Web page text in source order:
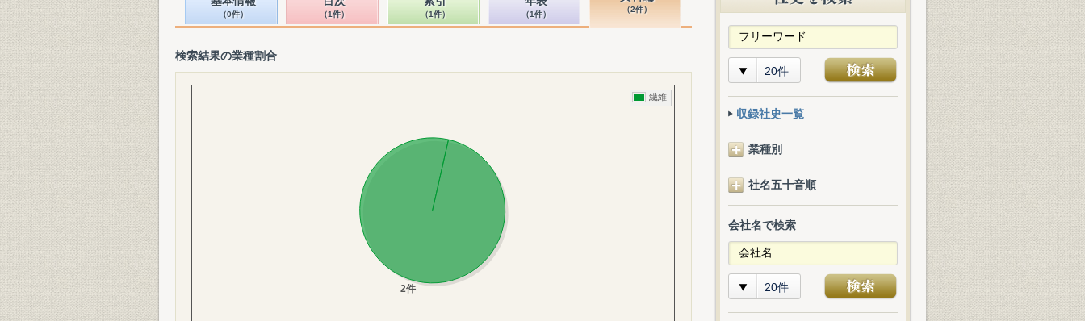
（0件） （1件） （1件） （1件）
（2件）
検索結果の業種割合
20件
収録社史一覧
業種別
社名五十音順
会社名で検索
20件